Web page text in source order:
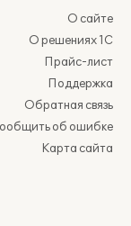
О сайте
О решениях 1С
Прайс-лист
Поддержка
Обратная связь
об ошибке
Карта сайта